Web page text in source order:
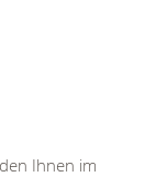
Ihnen im